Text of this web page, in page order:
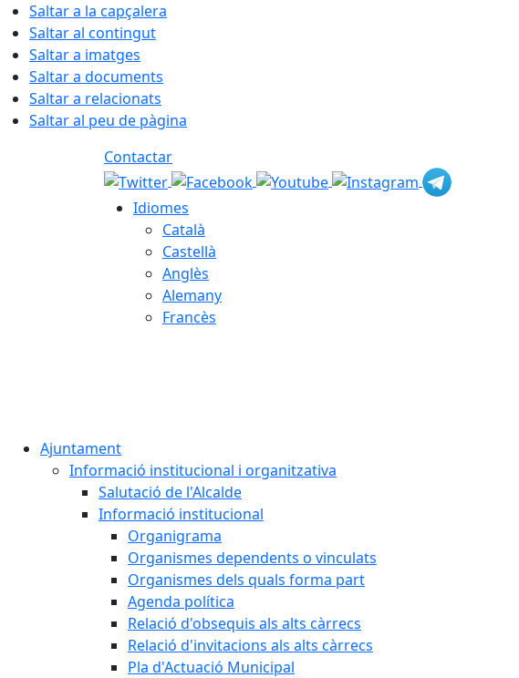
Saltar a la capçalera
Saltar al contingut
Saltar a imatges
Saltar a documents
Saltar a relacionats
Saltar al peu de pàgina
Contactar
Idiomes
Català
Castellà
Anglès
Alemany
Francès
Ajuntament
Informació institucional i organitzativa
Salutació de l'Alcalde
Informació institucional
Organigrama
Organismes dependents o vinculats
Organismes dels quals forma part
Agenda política
Relació d'obsequis als alts càrrecs
Relació d'invitacions als alts càrrecs
Pla d'Actuació Municipal